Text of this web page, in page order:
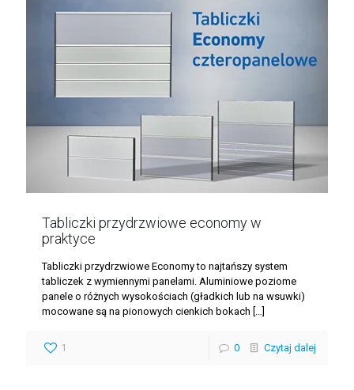
Tabliczki przydrzwiowe economy w
praktyce
Tabliczki przydrzwiowe Economy to najtańszy system
tabliczek z wymiennymi panelami. Aluminiowe poziome
panele o różnych wysokościach (gładkich lub na wsuwki)
mocowane są na pionowych cienkich bokach
1 0 Czytaj dalej